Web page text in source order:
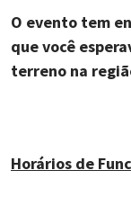
O evento tem
que você
terreno na
Horários de